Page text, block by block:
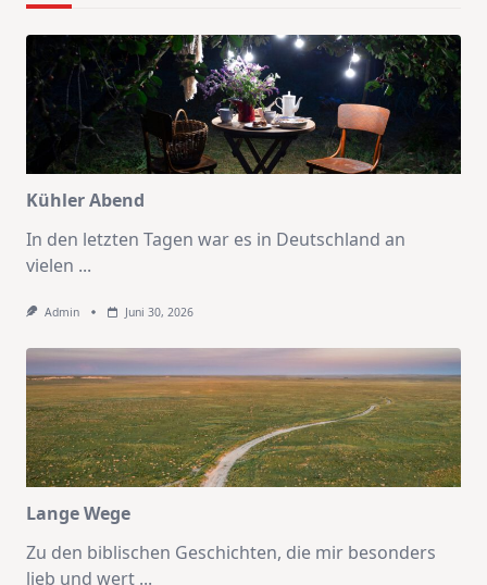
Kühler Abend
In den letzten Tagen war es in Deutschland an
vielen ...
Admin Juni 30, 2026
Lange Wege
Zu den biblischen Geschichten, die mir besonders
lieb und wert ...